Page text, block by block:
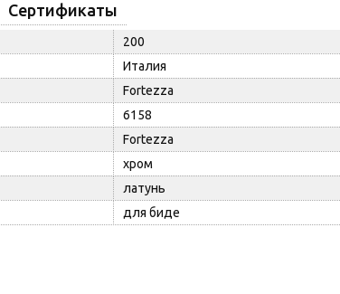
Сертификаты
200
Италия
Fortezza
6158
Fortezza
хром
латунь
для биде